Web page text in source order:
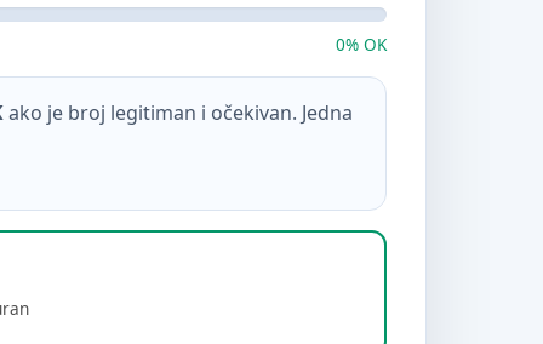
0% OK
ako je broj legitiman i očekivan. Jedna